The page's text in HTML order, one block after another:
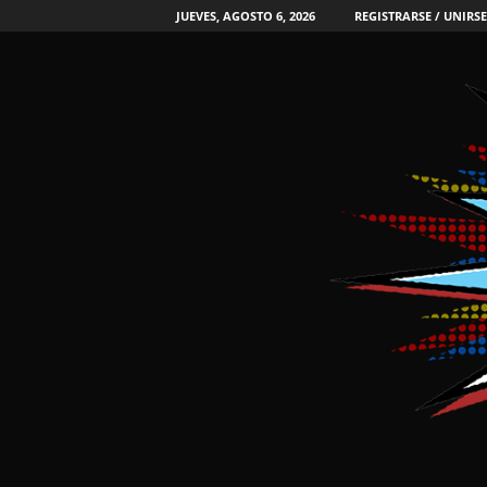
JUEVES, AGOSTO 6, 2026 REGISTRARSE / UNIRSE